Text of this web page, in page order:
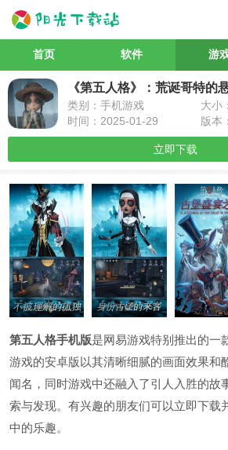
首页 软件 游
《第五人格》：荒诞哥特的
类别：手机游戏
大小
时间：2025-01-29
版本
立即下载
第五人格手机版是网易游戏特别推出的一
游戏的安卓版以其清晰细腻的画面效果和
闻名，同时游戏中还融入了引人入胜的故
索与发现。有兴趣的朋友们可以立即下载
中的乐趣。